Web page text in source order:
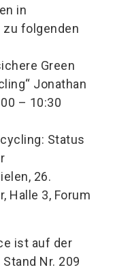
in
zu folgenden
Green
Jonathan
– 10:30
Status
26.
Halle 3, Forum
ist auf der
Stand Nr. 209